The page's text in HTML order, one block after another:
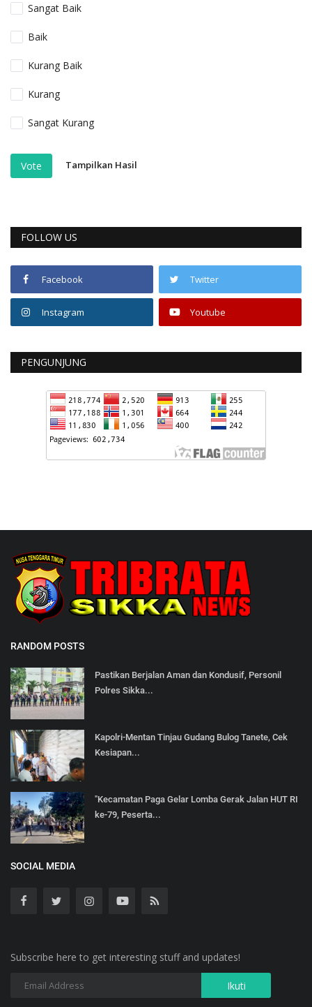
Sangat Baik
Baik
Kurang Baik
Kurang
Sangat Kurang
Vote Tampilkan Hasil
FOLLOW US
Facebook Twitter
Instagram Youtube
PENGUNJUNG
RANDOM POSTS
Pastikan Berjalan Aman dan Kondusif, Personil
Polres Sikka...
Kapolri-Mentan Tinjau Gudang Bulog Tanete, Cek
Kesiapan...
"Kecamatan Paga Gelar Lomba Gerak Jalan HUT RI
ke-79, Peserta...
SOCIAL MEDIA
Subscribe here to get interesting stuff and updates!